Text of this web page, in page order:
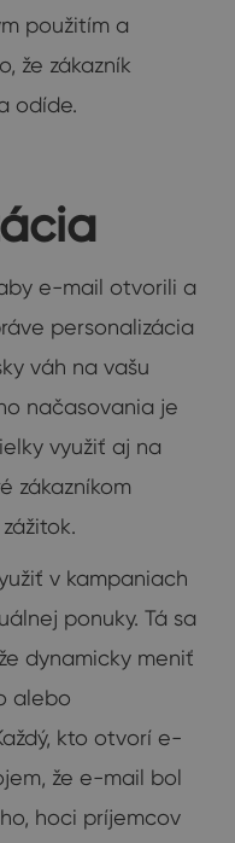
použitím a
že zákazník
odíde.
e-mail otvorili a
personalizácia
váh na vašu
načasovania je
využiť aj na
zákazníkom
v kampaniach
ponuky. Tá sa
dynamicky meniť
alebo
kto otvorí e-
že e-mail bol
hoci príjemcov